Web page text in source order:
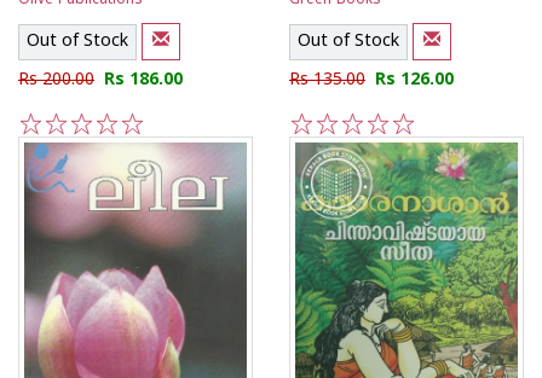
Out of Stock
Rs 200.00 Rs 186.00
5
4
3
2
1
Out of Stock
Rs 135.00 Rs 126.00
5
4
3
2
1